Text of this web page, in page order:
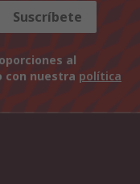
Suscríbete
al
con nuestra política